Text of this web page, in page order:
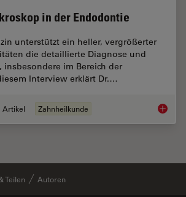
in der Endodontie
unterstützt ein heller, vergrößerter
die detaillierte Diagnose und
insbesondere im Bereich der
Interview erklärt Dr.…
Artikel Zahnheilkunde Das
Teilen Autoren